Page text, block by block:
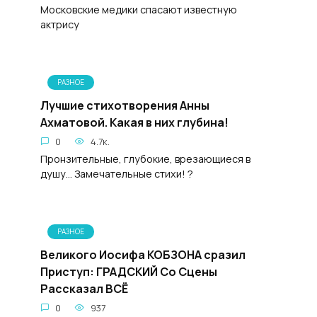
Московские медики спасают известную
актрису
РАЗНОЕ
Лучшие стихотворения Анны
Ахматовой. Какая в них глубина!
0 4.7к.
Пронзительные, глубокие, врезающиеся в
душу… Замечательные стихи! ?
РАЗНОЕ
Великого Иосифа КОБЗОНА сразил
Приступ: ГРАДСКИЙ Со Сцены
Рассказал ВСЁ
0 937